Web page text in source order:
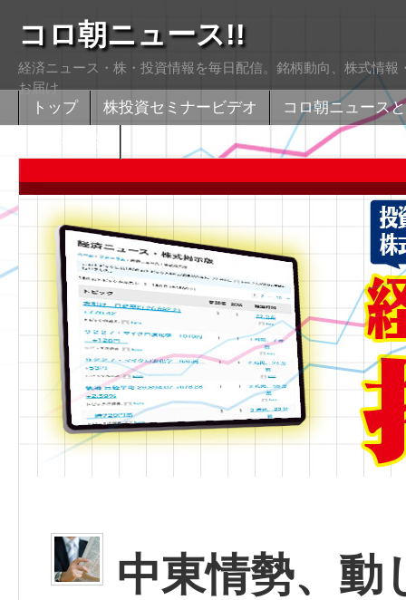
コロ朝ニュース!!
経済ニュース・株・投資情報を毎日配信。銘柄動向、株式情
お届け
トップ 株投資セミナービデオ
コロ朝ニュース
中東情勢、動